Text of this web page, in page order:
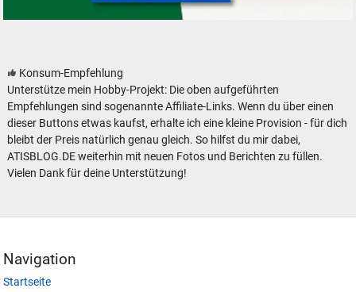
Konsum-Empfehlung
Unterstütze mein Hobby-Projekt: Die oben aufgeführten
Empfehlungen sind sogenannte Affiliate-Links. Wenn du über einen
dieser Buttons etwas kaufst, erhalte ich eine kleine Provision - für dich
bleibt der Preis natürlich genau gleich. So hilfst du mir dabei,
ATISBLOG.DE weiterhin mit neuen Fotos und Berichten zu füllen.
Vielen Dank für deine Unterstützung!
Navigation
Startseite